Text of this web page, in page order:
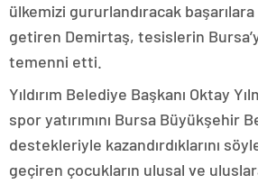
ülkemizi gururlandıracak başarılara
getiren Demirtaş, tesislerin
temenni etti.
Yıldırım Belediye Başkanı Oktay
spor yatırımını Bursa Büyükşehir
destekleriyle kazandırdıklarını
geçiren çocukların ulusal ve